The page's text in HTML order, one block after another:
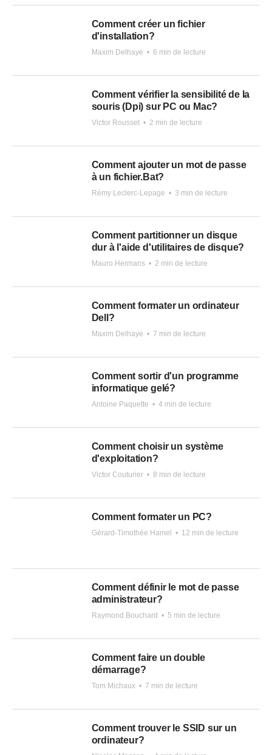
Comment créer un fichier
d'installation?
Maxim Delhaye • 6 min de lecture
Comment vérifier la sensibilité de la
souris (Dpi) sur PC ou Mac?
Victor Rousset • 2 min de lecture
Comment ajouter un mot de passe
à un fichier.Bat?
Rémy Leclerc-Lepage • 3 min de lecture
Comment partitionner un disque
dur à l'aide d'utilitaires de disque?
Mauro Hermans • 2 min de lecture
Comment formater un ordinateur
Dell?
Maxim Delhaye • 7 min de lecture
Comment sortir d'un programme
informatique gelé?
Antoine Paquette • 4 min de lecture
Comment choisir un système
d'exploitation?
Victor Couturier • 8 min de lecture
Comment formater un PC?
Gérard-Timothée Hamel • 12 min de lecture
Comment définir le mot de passe
administrateur?
Raymond Bouchard • 5 min de lecture
Comment faire un double
démarrage?
Tom Michaux • 7 min de lecture
Comment trouver le SSID sur un
ordinateur?